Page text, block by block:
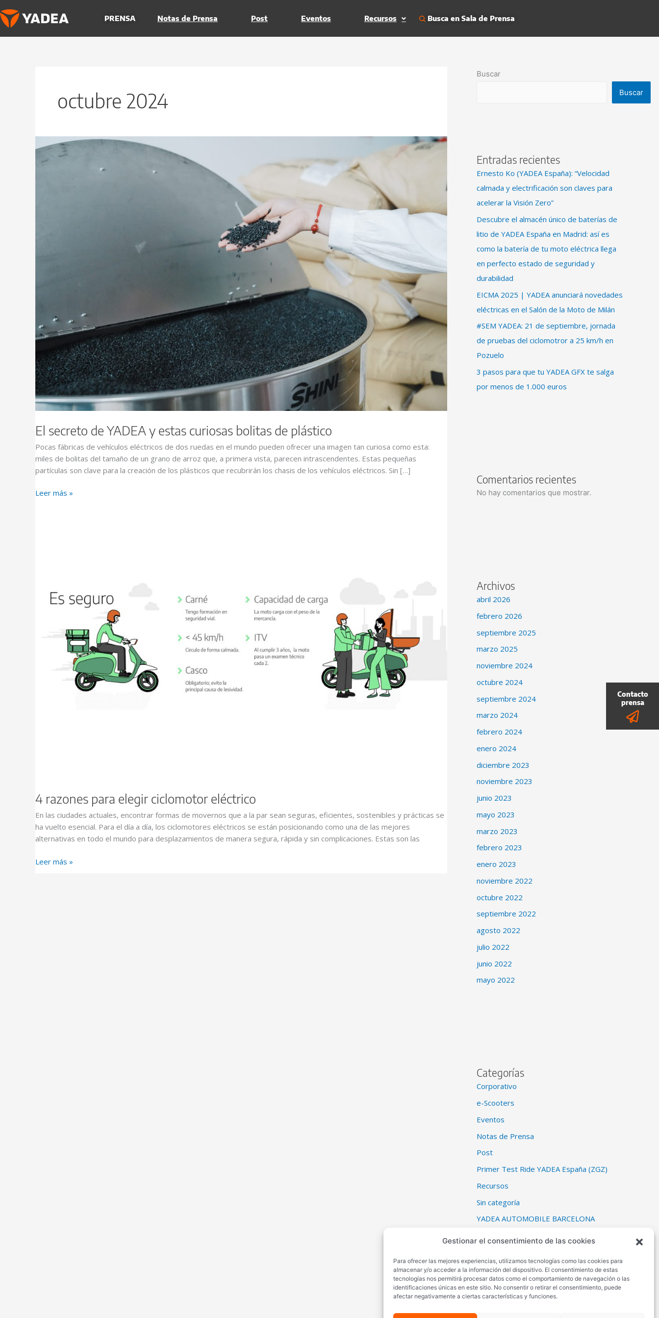
Gestionar el consentimiento de las cookies
Para ofrecer las mejores experiencias, utilizamos tecnologías como las cookies para
almacenar y/o acceder a la información del dispositivo. El consentimiento de estas
tecnologías nos permitirá procesar datos como el comportamiento de navegación o las
identificaciones únicas en este sitio. No consentir o retirar el consentimiento, puede
afectar negativamente a ciertas características y funciones.
al
contenido
PRENSA Notas de Prensa Post Eventos Recursos Busca en Sala de Prensa
octubre 2024
El secreto de YADEA y estas curiosas bolitas de plástico
Pocas fábricas de vehículos eléctricos de dos ruedas en el mundo pueden ofrecer una imagen tan curiosa como esta:
miles de bolitas del tamaño de un grano de arroz que, a primera vista, parecen intrascendentes. Estas pequeñas
partículas son clave para la creación de los plásticos que recubrirán los chasis de los vehículos eléctricos. Sin […]
secreto
de
Leer más »
4 razones para elegir ciclomotor eléctrico
En las ciudades actuales, encontrar formas de movernos que a la par sean seguras, eficientes, sostenibles y prácticas se
ha vuelto esencial. Para el día a día, los ciclomotores eléctricos se están posicionando como una de las mejores
alternativas en todo el mundo para desplazamientos de manera segura, rápida y sin complicaciones. Estas son las
Leer más »
Buscar
Buscar
Entradas recientes
Ernesto Ko (YADEA España): “Velocidad
calmada y electrificación son claves para
acelerar la Visión Zero”
Descubre el almacén único de baterías de
litio de YADEA España en Madrid: así es
como la batería de tu moto eléctrica llega
en perfecto estado de seguridad y
durabilidad
EICMA 2025 | YADEA anunciará novedades
eléctricas en el Salón de la Moto de Milán
#SEM YADEA: 21 de septiembre, jornada
de pruebas del ciclomotror a 25 km/h en
Pozuelo
3 pasos para que tu YADEA GFX te salga
por menos de 1.000 euros
Comentarios recientes
No hay comentarios que mostrar.
Archivos
abril 2026
febrero 2026
septiembre 2025
marzo 2025
noviembre 2024
octubre 2024
septiembre 2024
marzo 2024
febrero 2024
enero 2024
diciembre 2023
noviembre 2023
junio 2023
mayo 2023
marzo 2023
febrero 2023
enero 2023
noviembre 2022
octubre 2022
septiembre 2022
agosto 2022
julio 2022
junio 2022
mayo 2022
Categorías
Corporativo
e-Scooters
Eventos
Notas de Prensa
Post
Primer Test Ride YADEA España (ZGZ)
Recursos
Sin categoría
YADEA AUTOMOBILE BARCELONA
YADEA CES 2023
YADEA EICMA 2022 (Milán, 8 -13
noviembre 2022)